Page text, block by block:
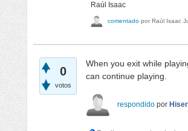
Raúl Isaac
comentado por Raúl Isaac
0
votos
When you exit while
can continue playing.
respondido por